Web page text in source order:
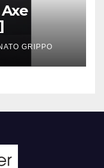
GRIPPO